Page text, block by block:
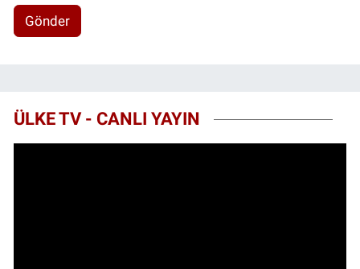
Gönder
ÜLKE TV - CANLI YAYIN